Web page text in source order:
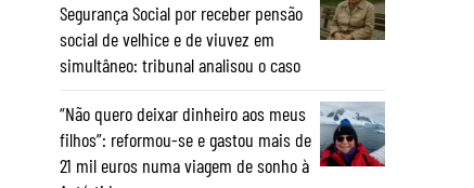
Segurança Social por receber pensão
social de velhice e de viuvez em
simultâneo: tribunal analisou o caso
“Não quero deixar dinheiro aos meus
filhos”: reformou-se e gastou mais de
21 mil euros numa viagem de sonho à